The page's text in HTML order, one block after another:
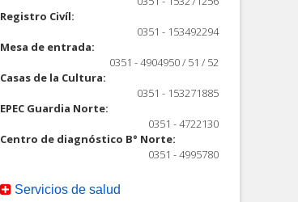
Registro Civíl:
0351 - 153492294
Mesa de entrada:
0351 - 4904950 / 51 / 52
Casas de la Cultura:
0351 - 153271885
EPEC Guardia Norte:
0351 - 4722130
Centro de diagnóstico B° Norte:
0351 - 4995780
Servicios de salud